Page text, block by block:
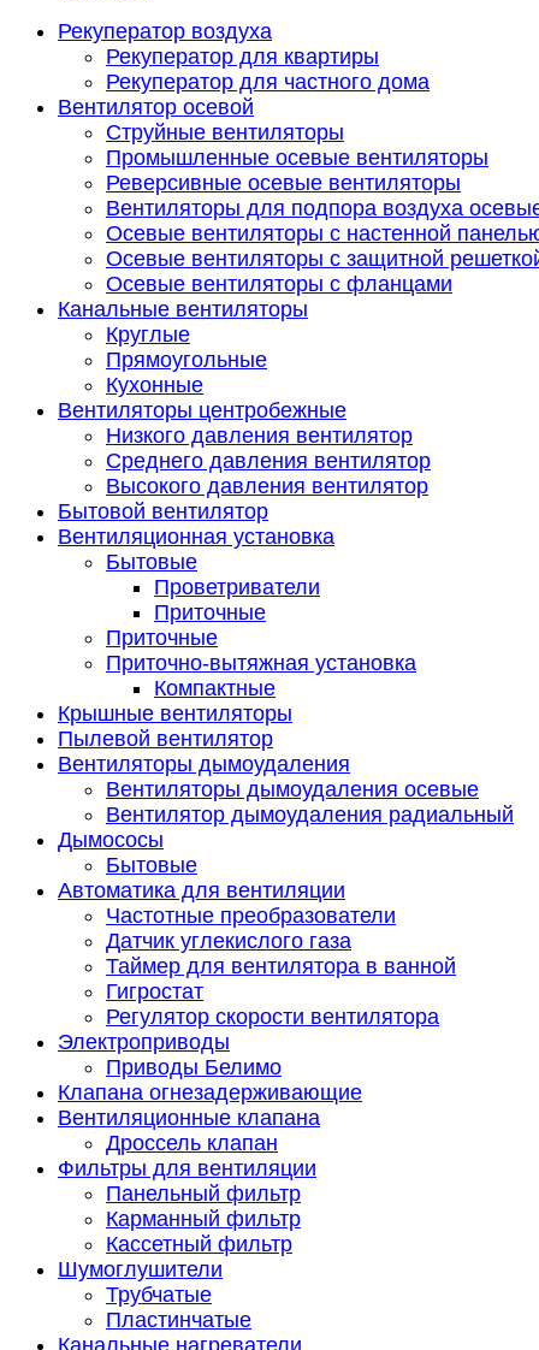
Рекуператор воздуха
Рекуператор для квартиры
Рекуператор для частного дома
Вентилятор осевой
Струйные вентиляторы
Промышленные осевые вентиляторы
Реверсивные осевые вентиляторы
Вентиляторы для подпора воздуха
Осевые вентиляторы с настенной
Осевые вентиляторы с защитной
Осевые вентиляторы с фланцами
Канальные вентиляторы
Круглые
Прямоугольные
Кухонные
Вентиляторы центробежные
Низкого давления вентилятор
Среднего давления вентилятор
Высокого давления вентилятор
Бытовой вентилятор
Вентиляционная установка
Бытовые
Проветриватели
Приточные
Приточные
Приточно-вытяжная установка
Компактные
Крышные вентиляторы
Пылевой вентилятор
Вентиляторы дымоудаления
Вентиляторы дымоудаления осевые
Вентилятор дымоудаления радиальный
Дымососы
Бытовые
Автоматика для вентиляции
Частотные преобразователи
Датчик углекислого газа
Таймер для вентилятора в ванной
Гигростат
Регулятор скорости вентилятора
Электроприводы
Приводы Белимо
Клапана огнезадерживающие
Вентиляционные клапана
Дроссель клапан
Фильтры для вентиляции
Панельный фильтр
Карманный фильтр
Кассетный фильтр
Шумоглушители
Трубчатые
Пластинчатые
Канальные нагреватели